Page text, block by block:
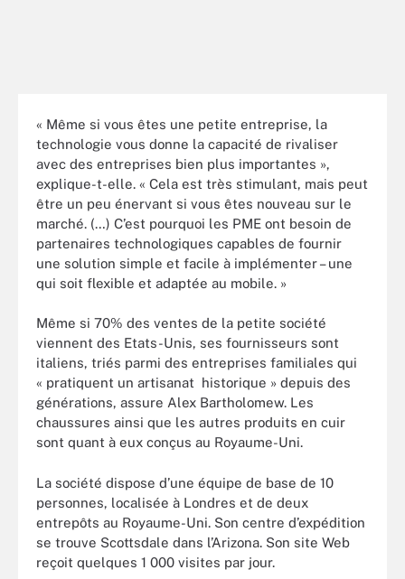
« Même si vous êtes une petite entreprise, la
technologie vous donne la capacité de rivaliser
avec des entreprises bien plus importantes »,
explique-t-elle. « Cela est très stimulant, mais peut
être un peu énervant si vous êtes nouveau sur le
marché. (…) C’est pourquoi les PME ont besoin de
partenaires technologiques capables de fournir
une solution simple et facile à implémenter – une
qui soit flexible et adaptée au mobile. »
Même si 70% des ventes de la petite société
viennent des Etats-Unis, ses fournisseurs sont
italiens, triés parmi des entreprises familiales qui
« pratiquent un artisanat historique » depuis des
générations, assure Alex Bartholomew. Les
chaussures ainsi que les autres produits en cuir
sont quant à eux conçus au Royaume-Uni.
La société dispose d’une équipe de base de 10
personnes, localisée à Londres et de deux
entrepôts au Royaume-Uni. Son centre d’expédition
se trouve Scottsdale dans l’Arizona. Son site Web
reçoit quelques 1 000 visites par jour.